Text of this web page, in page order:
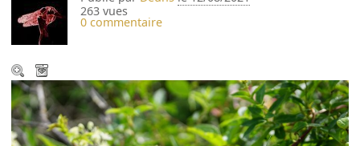
263 vues
0 commentaire